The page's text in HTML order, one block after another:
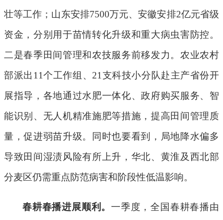
壮等工作；山东安排7500万元、安徽安排2亿元省级
资金，分别用于苗情转化升级和重大病虫害防控。
二是春季田间管理和农技服务前移发力。农业农村
部派出 11个工作组、21支科技小分队赴主产省份开
展指导，各地通过水肥一体化、政府购买服务、智
能识别、无人机精准施肥等措施，提高田间管理质
量，促进弱苗升级。同时也要看到，局地降水偏多
导致田间湿渍风险有所上升，华北、黄淮及西北部
分麦区仍需重点防范病害和阶段性低温影响。
春耕春播进展顺利。一季度，全国春耕春播由